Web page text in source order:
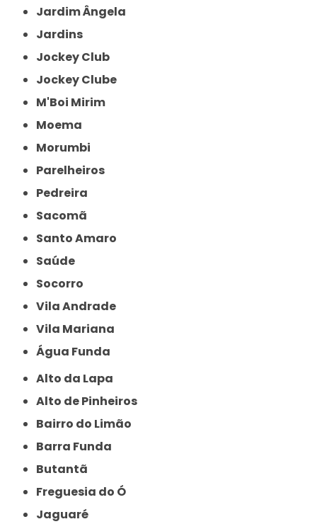
Jardim Ângela
Jardins
Jockey Club
Jockey Clube
M'Boi Mirim
Moema
Morumbi
Parelheiros
Pedreira
Sacomã
Santo Amaro
Saúde
Socorro
Vila Andrade
Vila Mariana
Água Funda
Alto da Lapa
Alto de Pinheiros
Bairro do Limão
Barra Funda
Butantã
Freguesia do Ó
Jaguaré